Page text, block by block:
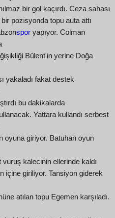
bir gol kaçırdı. Ceza sahası
pozisyonda topu auta attı
spor yapıyor. Colman
Bülent'in yerine Doğa
yakaladı fakat destek
bu dakikalarda
Yattara kullandı serbest
oyuna giriyor. Batuhan oyun
kalecinin ellerinde kaldı
içine giriliyor. Tansiyon giderek
atılan topu Egemen karşıladı.